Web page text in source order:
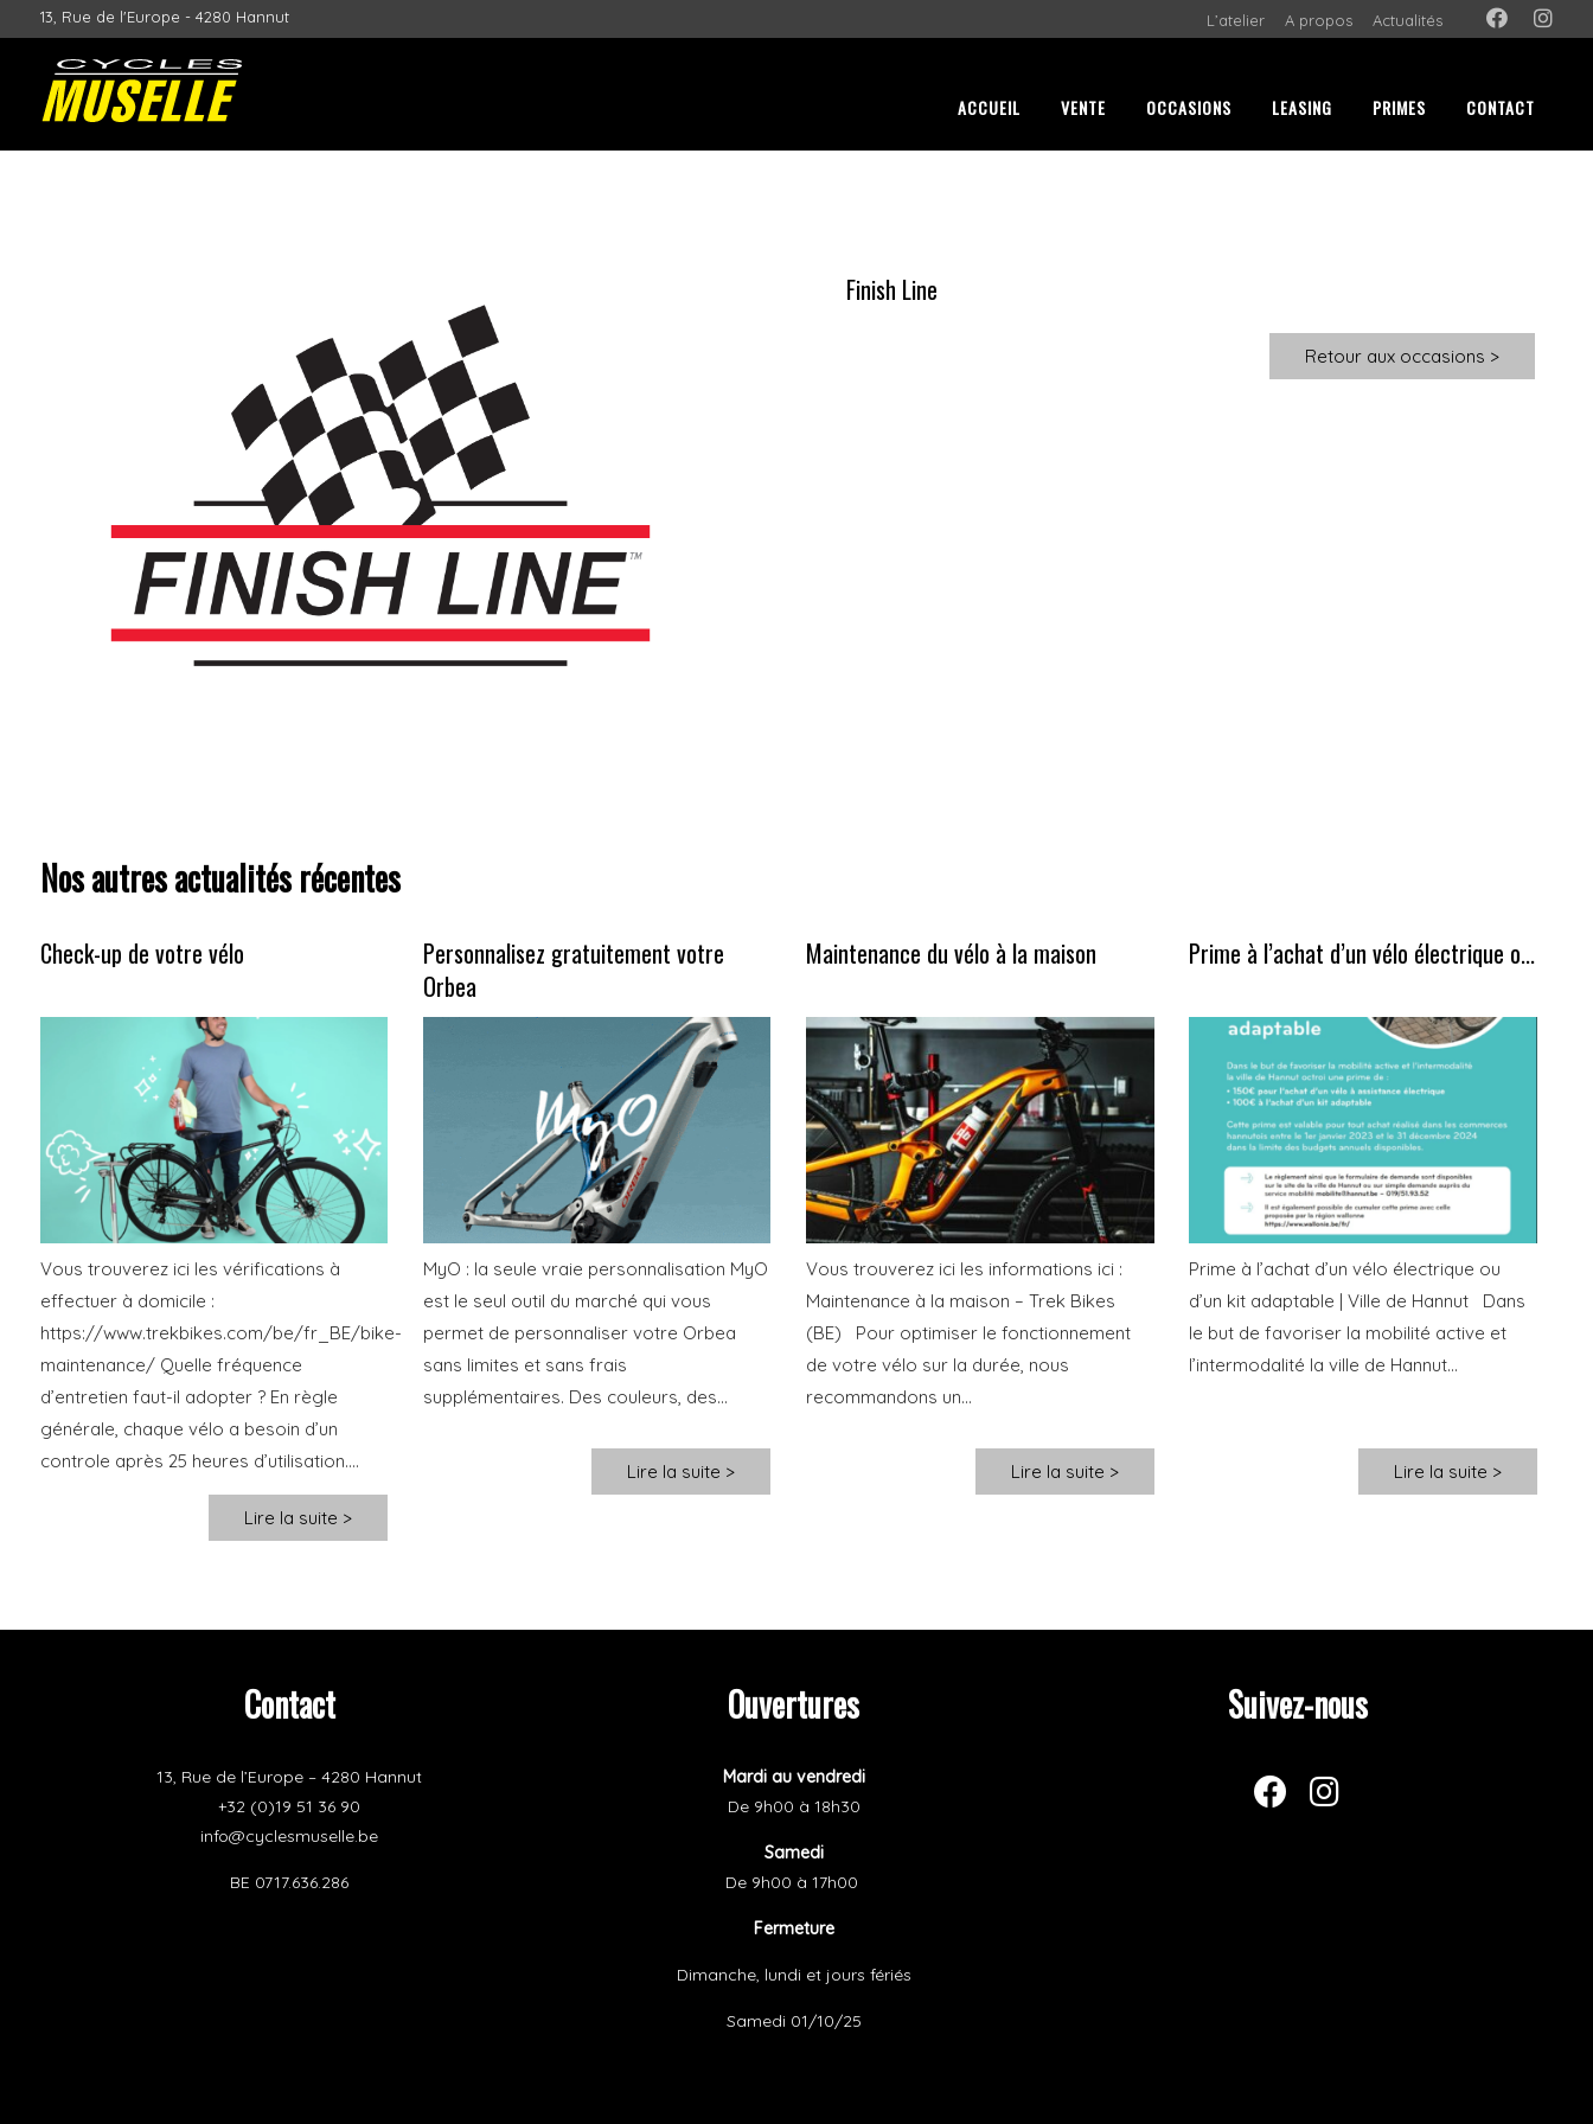
13, Rue de l'Europe - 4280 Hannut L’atelier A propos Actualités
ACCUEIL VENTE OCCASIONS LEASING PRIMES CONTACT
Finish Line
Retour aux occasions >
Nos autres actualités récentes
Check-up de votre vélo
Vous trouverez ici les vérifications à
effectuer à domicile :
https://www.trekbikes.com/be/fr_BE/bike-
maintenance/ Quelle fréquence
d’entretien faut-il adopter ? En règle
générale, chaque vélo a besoin d’un
controle après 25 heures d’utilisation....
Lire la suite >
Personnalisez gratuitement votre
Orbea
MyO : la seule vraie personnalisation MyO
est le seul outil du marché qui vous
permet de personnaliser votre Orbea
sans limites et sans frais
supplémentaires. Des couleurs, des...
Lire la suite >
Maintenance du vélo à la maison
Vous trouverez ici les informations ici :
Maintenance à la maison – Trek Bikes
(BE) Pour optimiser le fonctionnement
de votre vélo sur la durée, nous
recommandons un...
Lire la suite >
Prime à l’achat d’un vélo électrique o...
Prime à l’achat d’un vélo électrique ou
d’un kit adaptable | Ville de Hannut Dans
le but de favoriser la mobilité active et
l’intermodalité la ville de Hannut...
Lire la suite >
Contact
13, Rue de l’Europe – 4280 Hannut
+32 (0)19 51 36 90
info@cyclesmuselle.be
BE 0717.636.286
Ouvertures
Mardi au vendredi
De 9h00 à 18h30
Samedi
De 9h00 à 17h00
Fermeture
Dimanche, lundi et jours fériés
Samedi 01/10/25
Suivez-nous